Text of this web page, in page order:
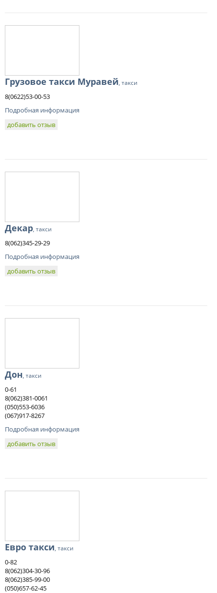
Грузовое такси Муравей, такси
8(0622)53-00-53
Подробная информация
добавить отзыв
Декар, такси
8(062)345-29-29
Подробная информация
добавить отзыв
Дон, такси
0-61
8(062)381-0061
(050)553-6036
(067)917-8267
Подробная информация
добавить отзыв
Евро такси, такси
0-82
8(062)304-30-96
8(062)385-99-00
(050)657-62-45